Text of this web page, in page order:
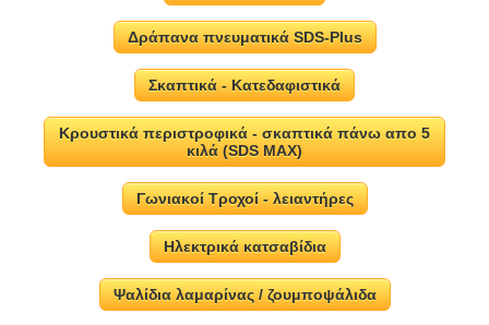
Δράπανα πνευματικά SDS-Plus
Σκαπτικά - Κατεδαφιστικά
Κρουστικά περιστροφικά - σκαπτικά πάνω απο 5
κιλά (SDS MAX)
Γωνιακοί Τροχοί - λειαντήρες
Ηλεκτρικά κατσαβίδια
Ψαλίδια λαμαρίνας / ζουμποψάλιδα